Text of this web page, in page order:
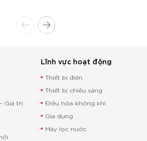
Giá trị
Lĩnh vực hoạt động
Thiết bị điện
Thiết bị chiếu sáng
Điều hòa không khí
Gia dụng
Máy lọc nước